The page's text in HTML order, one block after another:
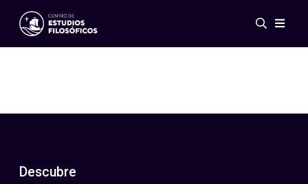
Eventos
ES
EN
Descubre